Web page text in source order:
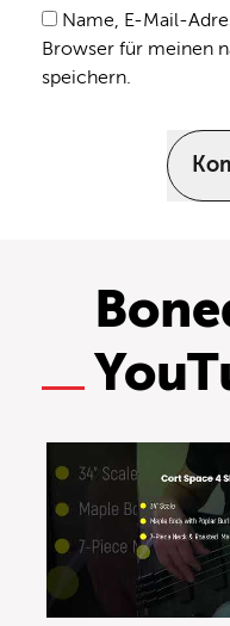
Name, E-Mail-
Browser für meinen
speichern.